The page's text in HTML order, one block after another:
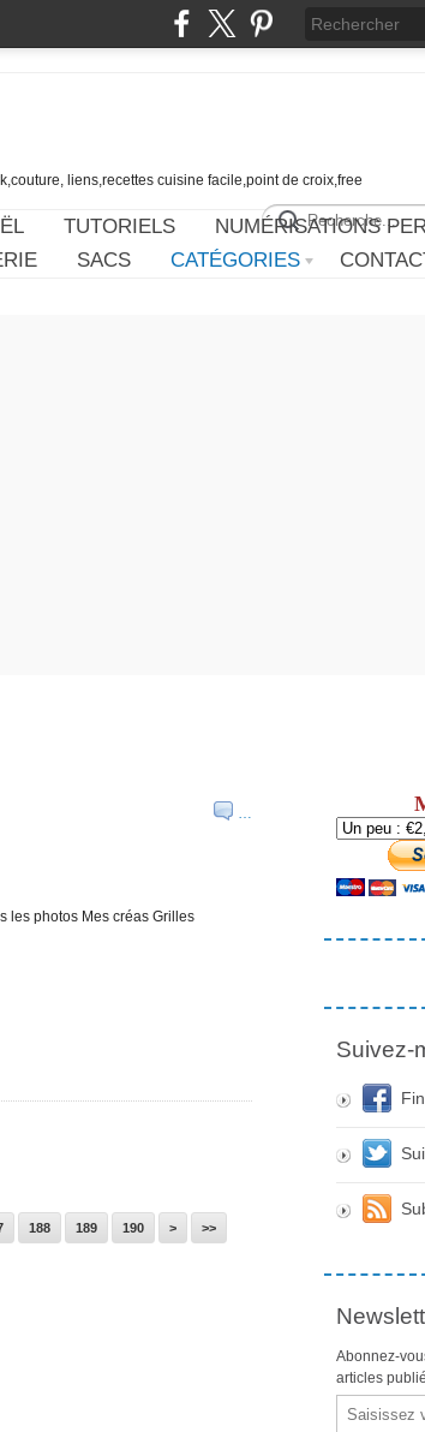
liens,recettes cuisine facile,point de croix,free
TUTORIELS NUMÉRISATIONS
SACS CATÉGORIES
…
les photos Mes créas Grilles
188 189 190 200
300
400
500
600
700
800
> >>
Suivez-
Abonnez-
articles
Email